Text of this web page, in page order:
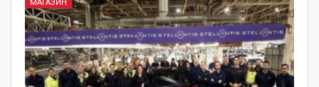
МАГАЗИН